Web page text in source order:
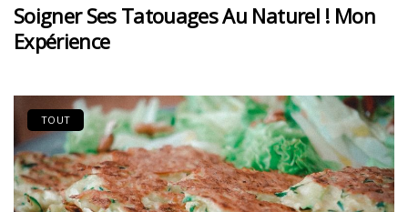
Soigner Ses Tatouages Au Naturel ! Mon
Expérience
TOUT